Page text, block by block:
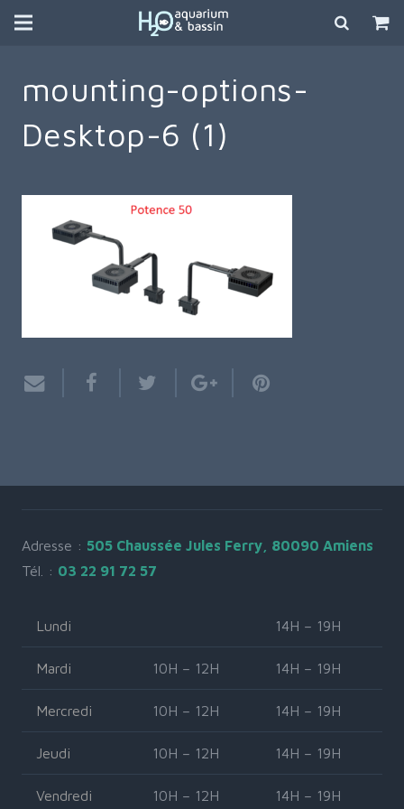
mounting-options-
Desktop-6 (1)
Adresse : 505 Chaussée Jules Ferry, 80090 Amiens
Tél. : 03 22 91 72 57
Lundi 14H – 19H
Mardi 10H – 12H 14H – 19H
Mercredi 10H – 12H 14H – 19H
Jeudi 10H – 12H 14H – 19H
Vendredi 10H – 12H 14H – 19H